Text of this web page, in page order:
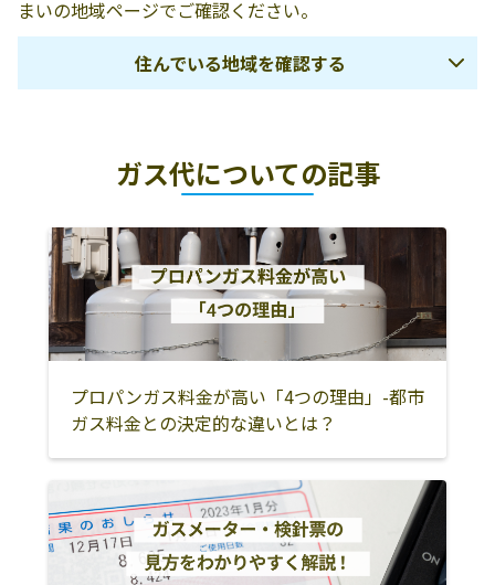
まいの地域ページでご確認ください。
住んでいる地域を確認する
橋本市
伊都郡かつらぎ
伊都郡九度山町
伊都郡高野町
有田市
御坊市
有田郡湯浅町
有田郡広川町
有田郡有田川町
日高郡美浜町
日高郡日高町
田辺市
新宮市
西牟婁郡上富田
西牟婁郡すさみ
町
東牟婁郡那智勝
東牟婁郡太地町
東牟婁郡古座川
町
東牟婁郡北山村
ガス代についての記事
プロパンガス料金が高い「4つの理由」-都市
ガス料金との決定的な違いとは？